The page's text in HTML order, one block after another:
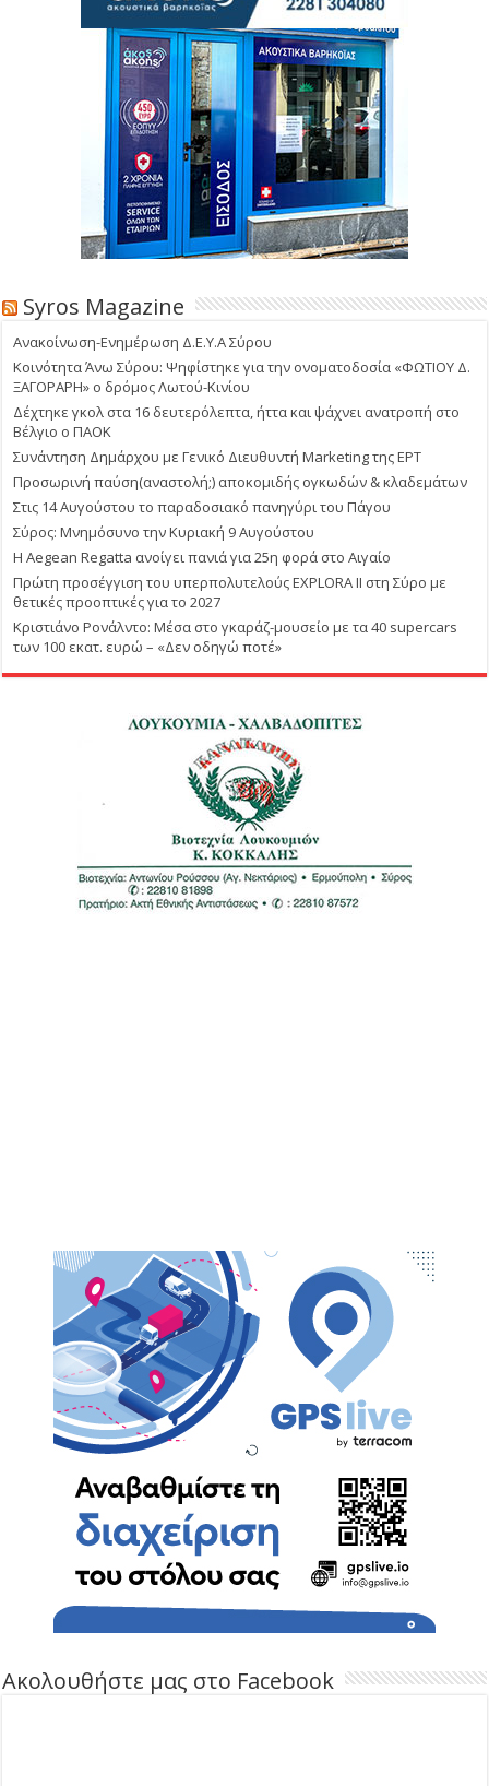
Syros Magazine
Ανακοίνωση-Ενημέρωση Δ.Ε.Υ.Α Σύρου
Κοινότητα Άνω Σύρου: Ψηφίστηκε για την ονοματοδοσία «ΦΩΤΙΟΥ Δ.
ΞΑΓΟΡΑΡΗ» ο δρόμος Λωτού-Κινίου
Δέχτηκε γκολ στα 16 δευτερόλεπτα, ήττα και ψάχνει ανατροπή στο
Βέλγιο ο ΠΑΟΚ
Συνάντηση Δημάρχου με Γενικό Διευθυντή Marketing της ΕΡΤ
Προσωρινή παύση(αναστολή;) αποκομιδής ογκωδών & κλαδεμάτων
Στις 14 Αυγούστου το παραδοσιακό πανηγύρι του Πάγου
Σύρος: Μνημόσυνο την Κυριακή 9 Αυγούστου
Η Aegean Regatta ανοίγει πανιά για 25η φορά στο Αιγαίο
Πρώτη προσέγγιση του υπερπολυτελούς EXPLORA II στη Σύρο με
θετικές προοπτικές για το 2027
Κριστιάνο Ρονάλντο: Μέσα στο γκαράζ-μουσείο με τα 40 supercars
των 100 εκατ. ευρώ – «Δεν οδηγώ ποτέ»
Ακολουθήστε μας στο Facebook